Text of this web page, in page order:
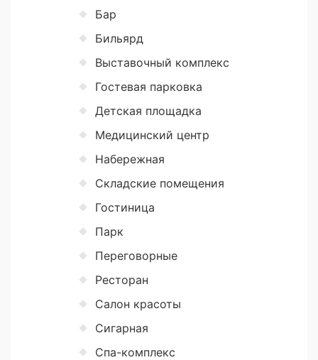
Бар
Бильярд
Выставочный комплекс
Гостевая парковка
Детская площадка
Медицинский центр
Набережная
Складские помещения
Гостиница
Парк
Переговорные
Ресторан
Салон красоты
Сигарная
Спа-комплекс